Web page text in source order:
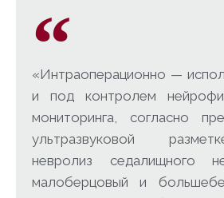
«Интраоперационно —
и под контролем
мониторинга, согласно
ультразвуковой
невролиз седалищного
малоберцовый и